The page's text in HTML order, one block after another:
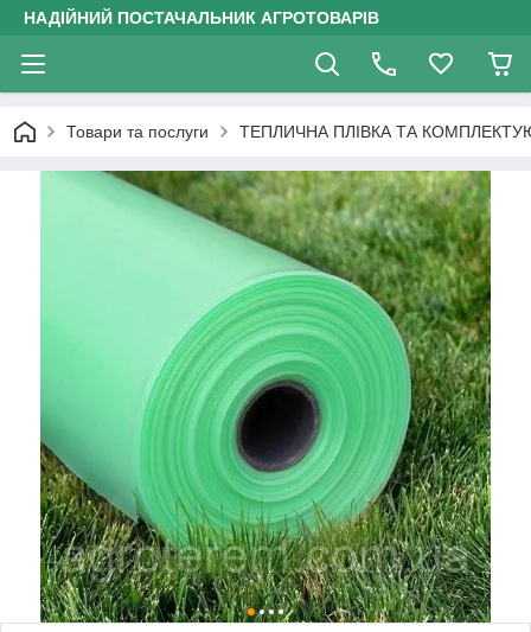
НАДІЙНИЙ ПОСТАЧАЛЬНИК АГРОТОВАРІВ
Товари та послуги ТЕПЛИЧНА ПЛІВКА ТА